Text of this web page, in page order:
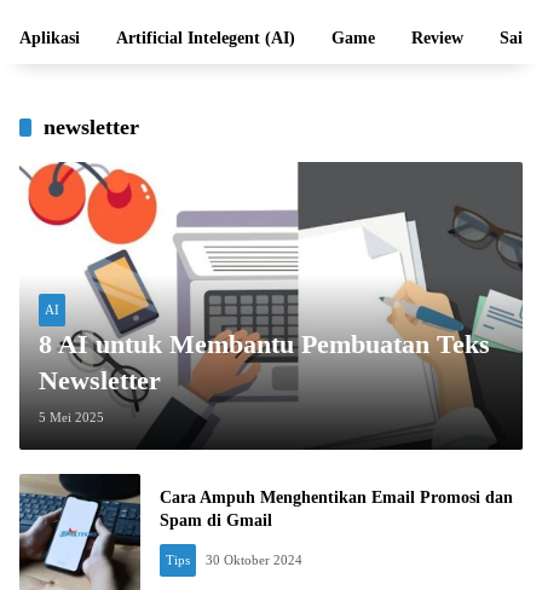
Aplikasi Artificial Intelegent (AI) Game Review Sains
newsletter
AI
8 AI untuk Membantu Pembuatan Teks
Newsletter
5 Mei 2025
Cara Ampuh Menghentikan Email Promosi dan
Spam di Gmail
Tips 30 Oktober 2024